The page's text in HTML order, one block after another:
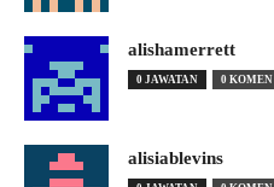
alishamerrett
0 JAWATAN 0 KOMEN
alisiablevins